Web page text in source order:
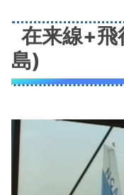
在来線+
島)